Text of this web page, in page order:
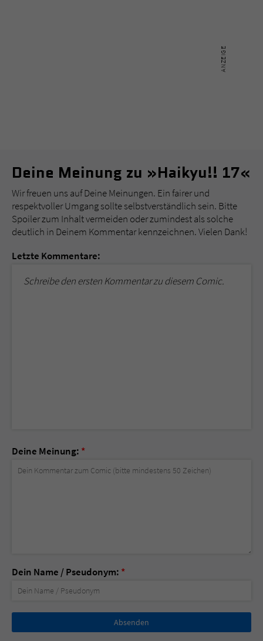
Deine Meinung zu »Haikyu!! 17«
Wir freuen uns auf Deine Meinungen. Ein fairer und
respektvoller Umgang sollte selbstverständlich sein. Bitte
Spoiler zum Inhalt vermeiden oder zumindest als solche
deutlich in Deinem Kommentar kennzeichnen. Vielen Dank!
Letzte Kommentare:
Schreibe den ersten Kommentar zu diesem Comic.
Deine Meinung: *
Dein Name / Pseudonym: *
Nicht
ausfüllen!